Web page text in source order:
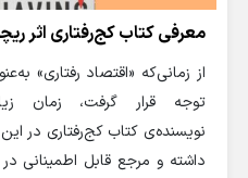
معرفی کتاب کج‌رفتاری اثر
از زمانی‌که «اقتصاد رفتاری»
توجه قرار گرفت، زمان
نویسنده‌ی کتاب کج‌رفتاری در
داشته و مرجع قابل اطمینانی